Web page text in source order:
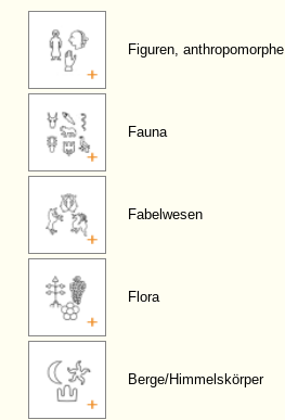
Figuren, anthropomorphe
Fauna
Fabelwesen
Flora
Berge/Himmelskörper